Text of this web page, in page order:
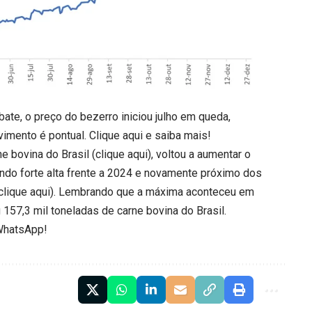
o preço do bezerro iniciou julho em queda,
é pontual.Clique aqui e saiba mais!
bovina do Brasil (clique aqui), voltou a aumentar o
forte alta frente a 2024 e novamente próximo dos
aqui). Lembrando que a máxima aconteceu em
mil toneladas de carne bovina do Brasil.